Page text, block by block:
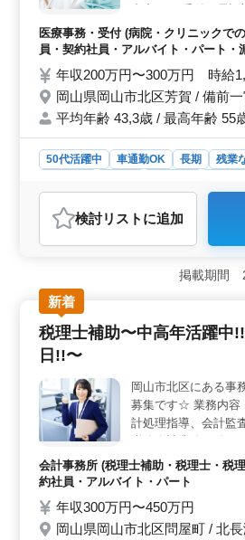
タートできます。また、車通勤が可
西市駅からのアクセスも良好です。
く、ライフスタイルに合わせた働
作成 ・カルテ作成
補助 ＊正社員及びア
務・病院受付等今ま
る方！ 皆様のご応募
医療事務・受付 (病院・クリニックで
員・契約社員・アルバイト・パート・
年収200万円〜300万円 時給
岡山県岡山市北区芳賀 / 備前
平均年齢 43,3歳 / 最高年齢 55
50代活躍中 車通勤OK 長期
残業
医療事務・受付
おすすめポイント
＜仕事の特長＞ 岡山市北区芳賀に
クリニックで、医療事務の募集を
層が活躍する職場で、賞与は年に二
安定した環境で働けます。 ＜業
として、受付、電話対応、会計業務
レセプトの作成やカルテの作成、電
も行います。正社員やアルバイト・
ます。 ＜働きやすさ＞ 週3日以
地域に密着したアットホームな雰
駐車場があり、車通勤も可能です。
日は休みで、GWや夏季休暇、年末
られています。
検討リスト に追加
掲載期間
新着
税理士補助〜中高年活躍中
日!!〜
岡山市北区にある事
募集です☆ 業務内容
計処理指導、会計監
び税務相談業務 ・
サポート ・相続対策
る方、募集していま
迎です！！
会計事務所 (税理士補助・税理士・税
約社員・アルバイト・パート
年収300万円〜450万円
岡山県岡山市北区問屋町 / 北